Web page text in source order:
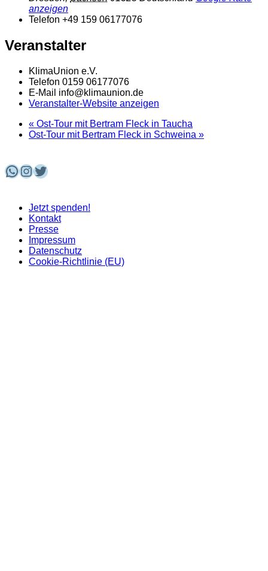
anzeigen
Telefon +49 159 06177076
Veranstalter
KlimaUnion e.V.
Telefon 0159 06177076
E-Mail info@klimaunion.de
Veranstalter-Website anzeigen
« Ost-Tour mit Bertram Fleck in Taucha
Ost-Tour mit Bertram Fleck in Schweina »
WhatsApp InstagramTwitter
Jetzt spenden!
Kontakt
Presse
Impressum
Datenschutz
Cookie-Richtlinie (EU)